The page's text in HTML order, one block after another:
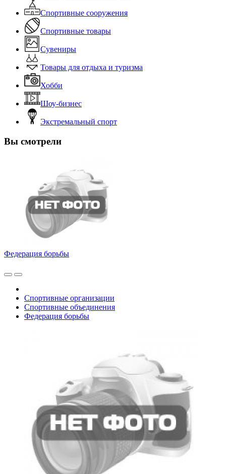
Спортивные сооружения
Спортивные товары
Сувениры
Товары для отдыха и туризма
Хобби
Шоу-бизнес
Экстремальный спорт
Вы смотрели
Федерация борьбы
Спортивные организации
Спортивные объединения
Федерация борьбы